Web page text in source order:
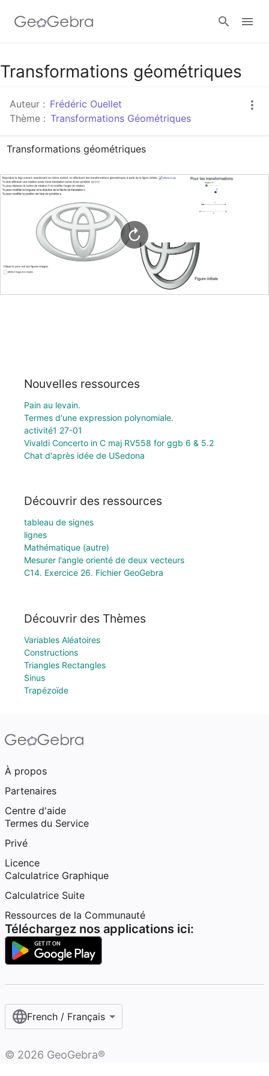
Google Classroom
Classe GeoGebra
Se connecter
Transformations géométriques
Auteur : Frédéric Ouellet
Thème : Transformations Géométriques
Transformations géométriques
Nouvelles ressources
Pain au levain.
Termes d'une expression polynomiale.
activité1 27-01
Vivaldi Concerto in C maj RV558 for ggb 6 & 5.2
Chat d'après idée de USedona
Découvrir des ressources
tableau de signes
lignes
Mathématique (autre)
Mesurer l'angle orienté de deux vecteurs
C14. Exercice 26. Fichier GeoGebra
Découvrir des Thèmes
Variables Aléatoires
Constructions
Triangles Rectangles
Sinus
Trapézoïde
À propos
Partenaires
Centre d'aide
Termes du Service
Privé
Licence
Calculatrice Graphique
Calculatrice Suite
Ressources de la Communauté
Téléchargez nos applications ici:
French / Français‎
© 2026 GeoGebra®